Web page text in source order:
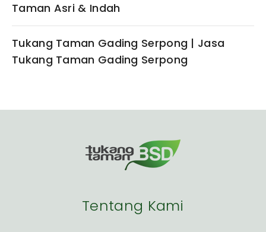
Taman Asri & Indah
Tukang Taman Gading Serpong | Jasa
Tukang Taman Gading Serpong
Tentang Kami